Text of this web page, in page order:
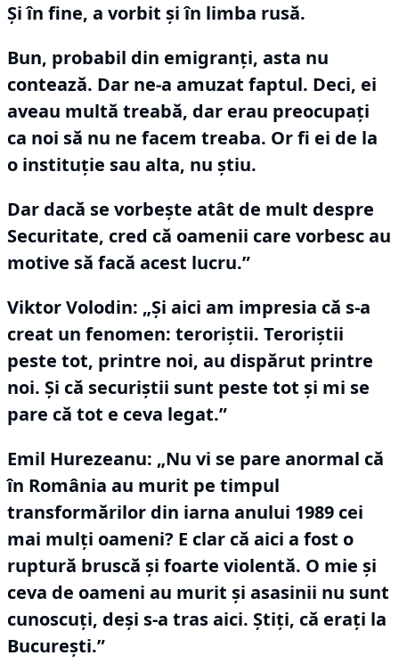
Şi în fine, a vorbit şi în limba rusă.
Bun, probabil din emigranţi, asta nu
contează. Dar ne-a amuzat faptul. Deci, ei
aveau multă treabă, dar erau preocupaţi
ca noi să nu ne facem treaba. Or fi ei de la
o instituţie sau alta, nu ştiu.
Dar dacă se vorbeşte atât de mult despre
Securitate, cred că oamenii care vorbesc au
motive să facă acest lucru.”
Viktor Volodin: „Şi aici am impresia că s-a
creat un fenomen: teroriştii. Teroriştii
peste tot, printre noi, au dispărut printre
noi. Şi că securiştii sunt peste tot şi mi se
pare că tot e ceva legat.”
Emil Hurezeanu: „Nu vi se pare anormal că
în România au murit pe timpul
transformărilor din iarna anului 1989 cei
mai mulţi oameni? E clar că aici a fost o
ruptură bruscă şi foarte violentă. O mie şi
ceva de oameni au murit şi asasinii nu sunt
cunoscuţi, deşi s-a tras aici. Ştiţi, că eraţi la
Bucureşti.”